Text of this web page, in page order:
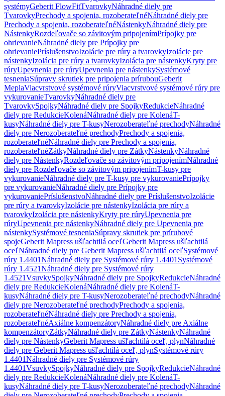
systémyGeberit FlowFitTvarovkyNáhradné diely pre
TvarovkyPrechody a spojenia, rozoberateľnéNáhradné diely pre
Prechody a spojenia, rozoberateľnéNástenkyNáhradné diely pre
NástenkyRozdeľovače so závitovým pripojenímPrípojky pre
ohrievanieNáhradné diely pre Prípojky pre
ohrievaniePríslušenstvoIzolácie pre rúry a tvarovkyIzolácie pre
nástenkyIzolácia pre rúry a tvarovkyIzolácia pre nástenkyKryty pre
rúryUpevnenia pre rúryUpevnenia pre nástenkySystémové
tesneniaSúpravy skrutiek pre pripojenia prírubouGeberit
MeplaViacvrstvové systémové rúryViacvrstvové systémové rúry pre
vykurovanieTvarovkyNáhradné diely pre
TvarovkySpojkyNáhradné diely pre SpojkyRedukcieNáhradné
diely pre RedukcieKolenáNáhradné diely pre KolenáT-
kusyNáhradné diely pre T-kusyNerozoberateľné prechodyNáhradné
diely pre Nerozoberateľné prechodyPrechody a spojenia,
rozoberateľnéNáhradné diely pre Prechody a spojenia,
rozoberateľnéZátkyNáhradné diely pre ZátkyNástenkyNáhradné
diely pre NástenkyRozdeľovače so závitovým pripojenímNáhradné
diely pre Rozdeľovače so závitovým pripojenímT-kusy pre
vykurovanieNáhradné diely pre T-kusy pre vykurovaniePrípojky
pre vykurovanieNáhradné diely pre Prípojky pre
vykurovaniePríslušenstvoNáhradné diely pre PríslušenstvoIzolácie
pre rúry a tvarovkyIzolácie pre nástenkyIzolácia pre rúry a
tvarovkyIzolácia pre nástenkyKryty pre rúryUpevnenia pre
rúryUpevnenia pre nástenkyNáhradné diely pre Upevnenia pre
nástenkySystémové tesneniaSúpravy skrutiek pre prírubové
spojeGeberit Mapress ušľachtilá oceľGeberit Mapress ušľachtilá
oceľNáhradné diely pre Geberit Mapress ušľachtilá oceľSystémové
rúry 1.4401Náhradné diely pre Systémové rúry 1.4401 Systémové
rúry 1.4521Náhradné diely pre Systémové rúry
1.4521VsuvkySpojkyNáhradné diely pre SpojkyRedukcieNáhradné
diely pre RedukcieKolenáNáhradné diely pre KolenáT-
kusyNáhradné diely pre T-kusyNerozoberateľné prechodyNáhradné
diely pre Nerozoberateľné prechodyPrechody a spojenia,
rozoberateľnéNáhradné diely pre Prechody a spojenia,
rozoberateľnéAxiálne kompenzátoryNáhradné diely pre Axiálne
kompenzátoryZátkyNáhradné diely pre ZátkyNástenkyNáhradné
diely pre NástenkyGeberit Mapress ušľachtilá oceľ, plynNáhradné
diely pre Geberit Mapress ušľachtilá oceľ, plynSystémové rúry
1.4401Náhradné diely pre Systémové rúry
1.4401VsuvkySpojkyNáhradné diely pre SpojkyRedukcieNáhradné
diely pre RedukcieKolenáNáhradné diely pre KolenáT-
kusyNáhradné diely pre T-kusyNerozoberateľné prechodyNáhradné